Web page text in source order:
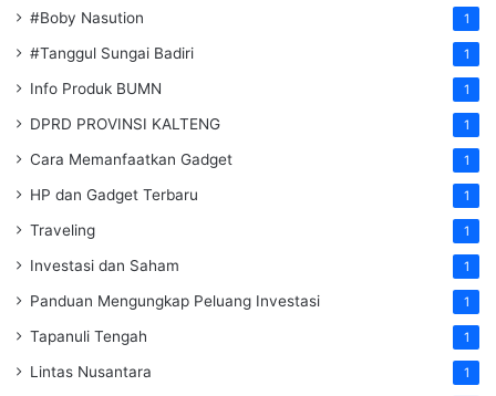
#Boby Nasution 1
#Tanggul Sungai Badiri 1
Info Produk BUMN 1
DPRD PROVINSI KALTENG 1
Cara Memanfaatkan Gadget 1
HP dan Gadget Terbaru 1
Traveling 1
Investasi dan Saham 1
Panduan Mengungkap Peluang Investasi 1
Tapanuli Tengah 1
Lintas Nusantara 1